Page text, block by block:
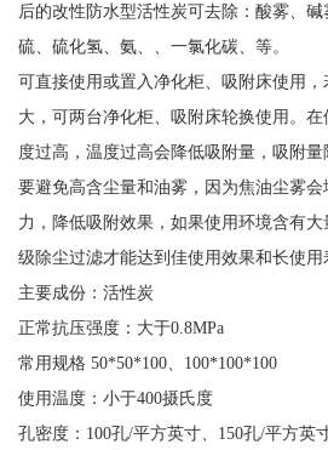
后的改性防水型活性炭可去除：酸雾、
硫、硫化氢、氨、、一氯化碳、等。
可直接使用或置入净化柜、吸附床使用
大，可两台净化柜、吸附床轮换使用。
度过高，温度过高会降低吸附量，吸附
要避免高含尘量和油雾，因为焦油尘雾
力，降低吸附效果，如果使用环境含有
级除尘过滤才能达到佳使用效果和长使用
主要成份：活性炭
正常抗压强度：大于0.8MPa
常用规格 50*50*100、100*100*100
使用温度：小于400摄氏度
孔密度：100孔/平方英寸、150孔/平方英